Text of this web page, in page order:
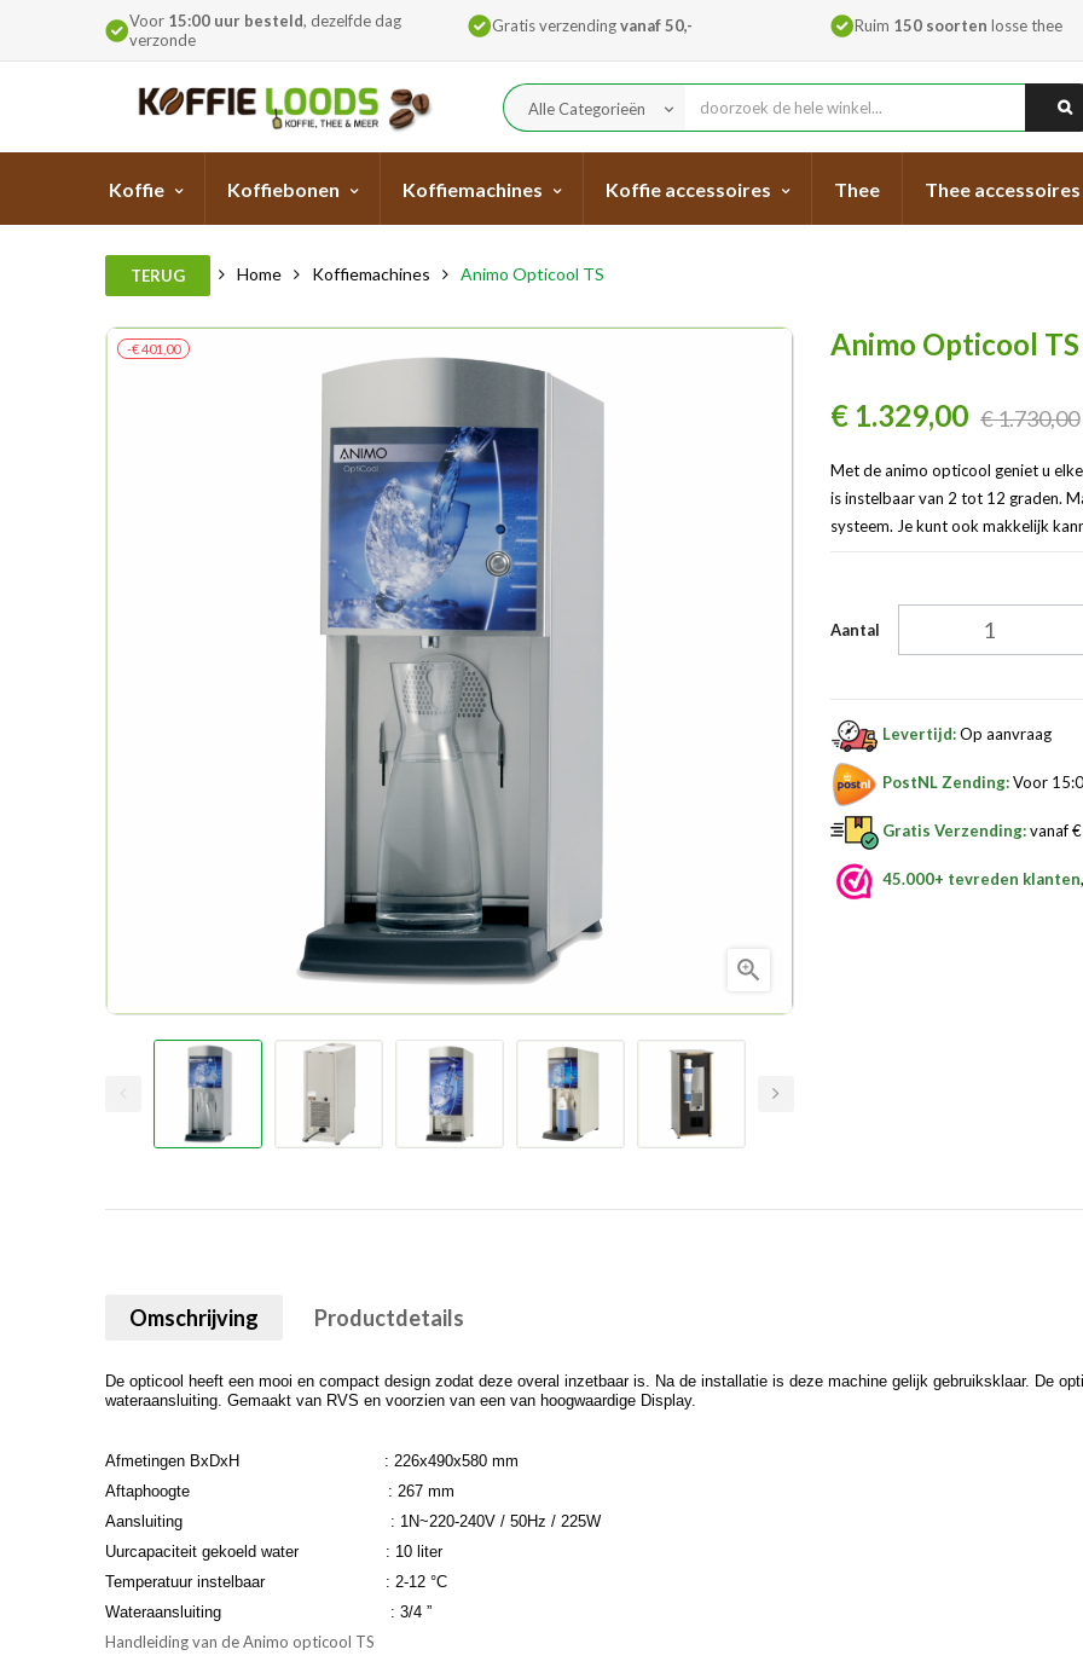
Voor 15:00 uur besteld, dezelfde dag
verzonde
Gratis verzendingvanaf 50,- Ruim 150 soorten losse thee
Alle Categorieën keyboard_arrow_down
Koffie Koffiebonen Koffiemachines Koffie accessoires Thee Thee accessoires
TERUG Home Koffiemachines Animo Opticool TS
-€ 401,00

Animo Opticool TS
€ 1.329,00 € 1.730,00
Met de animo opticool geniet u
is instelbaar van 2 tot 12 graden.
systeem. Je kunt ook makkelijk
Aantal
Levertijd:Op aanvraag
PostNL Zending:Voor
Gratis Verzending:vanaf
45.000+ tevreden klanten
Omschrijving Productdetails
De opticool heeft een mooi en compact design zodat deze overal inzetbaar is. Na de installatie is deze machine gelijk gebruiksklaar. De
wateraansluiting. Gemaakt van RVS en voorzien van een van hoogwaardige Display.
Afmetingen BxDxH
: 226x490x580 mm
Aftaphoogte
: 267 mm
Aansluiting
: 1N~220-240V / 50Hz / 225W
Uurcapaciteit gekoeld water
: 10 liter
Temperatuur instelbaar
: 2-12 °C
Wateraansluiting
: 3/4 ”
Handleiding van de Animo opticool TS